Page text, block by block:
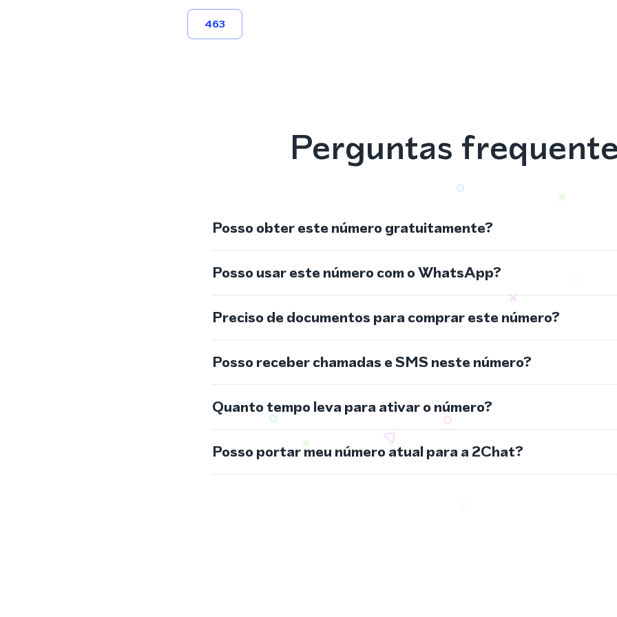
463
Perguntas
Posso obter este número gratuitamente?
Posso usar este número com o WhatsApp?
Preciso de documentos para comprar este número?
Posso receber chamadas e SMS neste número?
Quanto tempo leva para ativar o número?
Posso portar meu número atual para a 2Chat?